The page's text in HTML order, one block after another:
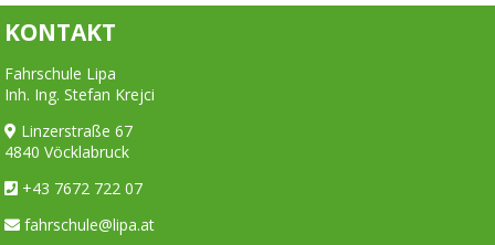
KONTAKT
Fahrschule Lipa
Inh. Ing. Stefan Krejci
Linzerstraße 67
4840 Vöcklabruck
+43 7672 722 07
fahrschule@lipa.at